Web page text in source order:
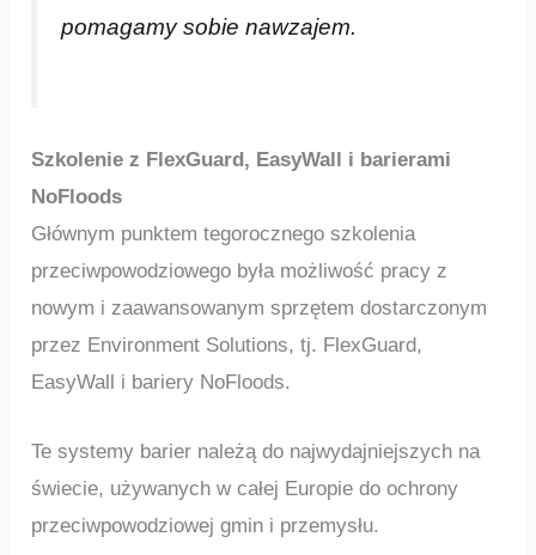
pomagamy sobie nawzajem.
Szkolenie z FlexGuard, EasyWall i barierami
NoFloods
Głównym punktem tegorocznego szkolenia
przeciwpowodziowego była możliwość pracy z
nowym i zaawansowanym sprzętem dostarczonym
przez Environment Solutions, tj. FlexGuard,
EasyWall i bariery NoFloods.
Te systemy barier należą do najwydajniejszych na
świecie, używanych w całej Europie do ochrony
przeciwpowodziowej gmin i przemysłu.